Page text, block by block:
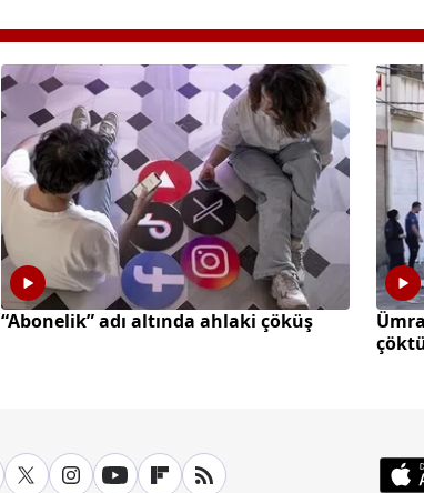
“Abonelik” adı altında ahlaki çöküş